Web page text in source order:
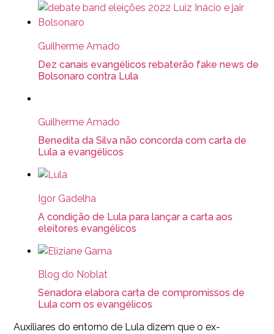
Guilherme Amado
Dez canais evangélicos rebaterão fake news de
Bolsonaro contra Lula
Guilherme Amado
Benedita da Silva não concorda com carta de
Lula a evangélicos
Igor Gadelha
A condição de Lula para lançar a carta aos
eleitores evangélicos
Blog do Noblat
Senadora elabora carta de compromissos de
Lula com os evangélicos
Auxiliares do entorno de Lula dizem que o ex-